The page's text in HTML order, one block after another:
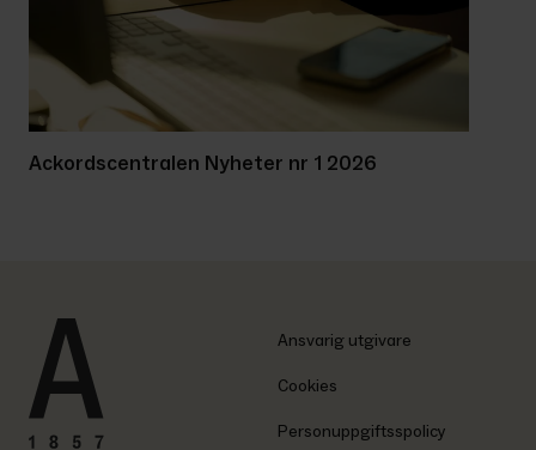
Ackordscentralen Nyheter nr 1 2026
Ansvarig utgivare
Cookies
Personuppgiftsspolicy